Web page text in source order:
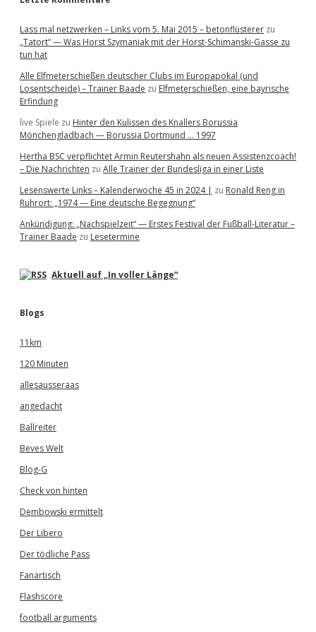
Lass mal netzwerken – Links vom 5. Mai 2015 – betonflüsterer zu
„Tatort“ — Was Horst Szymaniak mit der Horst-Schimanski-Gasse zu
tun hat
Alle Elfmeterschießen deutscher Clubs im Europapokal (und
Losentscheide) – Trainer Baade zu Elfmeterschießen, eine bayrische
Erfindung
live Spiele zu Hinter den Kulissen des Knallers Borussia
Mönchengladbach — Borussia Dortmund … 1997
Hertha BSC verpflichtet Armin Reutershahn als neuen Assistenzcoach!
– Die Nachrichten zu Alle Trainer der Bundesliga in einer Liste
Lesenswerte Links – Kalenderwoche 45 in 2024 | zu Ronald Reng in
Ruhrort: „1974 — Eine deutsche Begegnung“
Ankündigung: „Nachspielzeit“ — Erstes Festival der Fußball-Literatur –
Trainer Baade zu Lesetermine
Aktuell auf „In voller Länge“
Blogs
11km
120 Minuten
allesausseraas
angedacht
Ballreiter
Beves Welt
Blog-G
Check von hinten
Dembowski ermittelt
Der Libero
Der tödliche Pass
Fanartisch
Flashscore
football arguments